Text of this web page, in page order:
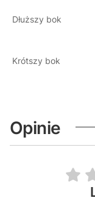
Dłuższy bok
Krótszy bok
Opinie